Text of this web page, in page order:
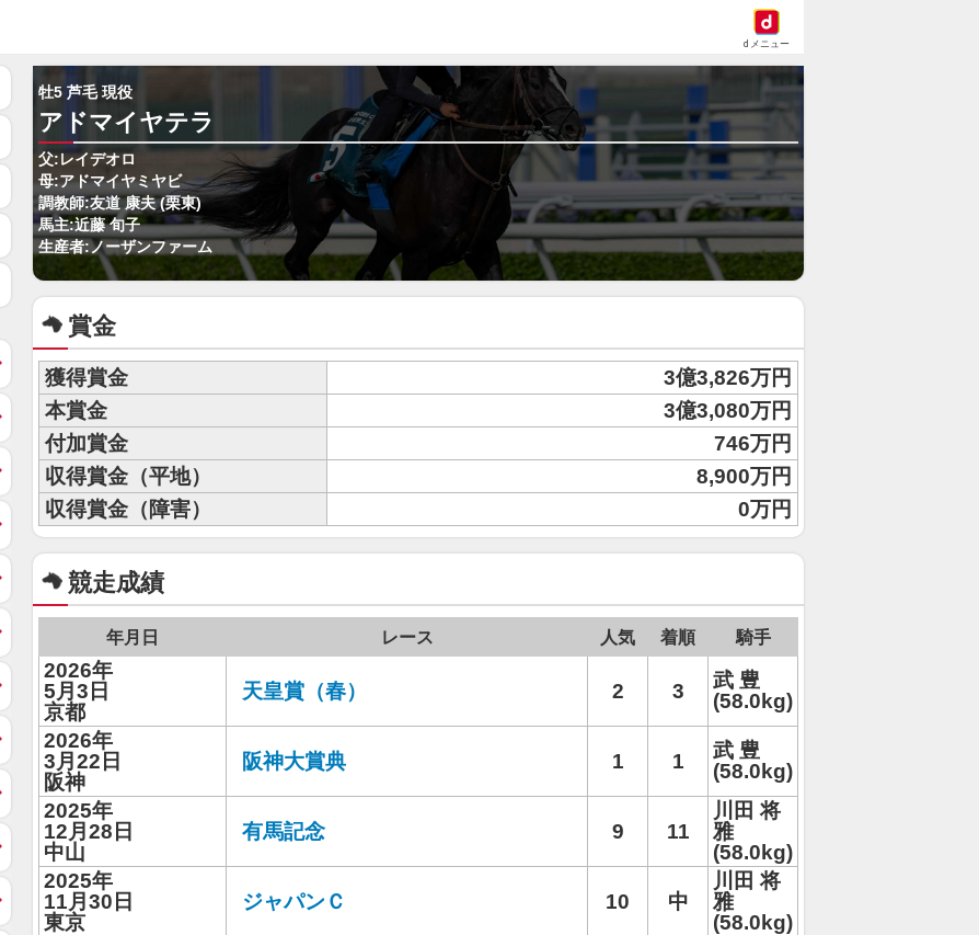
dメニュー
牡5 芦毛 現役
アドマイヤテラ
父:レイデオロ
母:アドマイヤミヤビ
調教師:友道 康夫 (栗東)
馬主:近藤 旬子
生産者:ノーザンファーム
賞金
獲得賞金
3億3,826万円
本賞金
3億3,080万円
付加賞金
746万円
収得賞金（平地）
8,900万円
収得賞金（障害）
0万円
競走成績
年月日 レース 人気 着順 騎手
2026年
5月3日
京都
天皇賞（春） 2 3
武 豊
(58.0kg)
2026年
3月22日
阪神
阪神大賞典 1 1
武 豊
(58.0kg)
2025年
12月28日
中山
有馬記念 9 11
川田 将
雅
(58.0kg)
2025年
11月30日
東京
ジャパンＣ 10 中
川田 将
雅
(58.0kg)